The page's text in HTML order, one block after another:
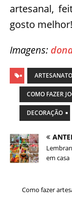
artesanal,
gosto melhor!
Imagens:
ARTESANATO
COMO FAZER
DECORAÇÃO
em casa
Como fazer